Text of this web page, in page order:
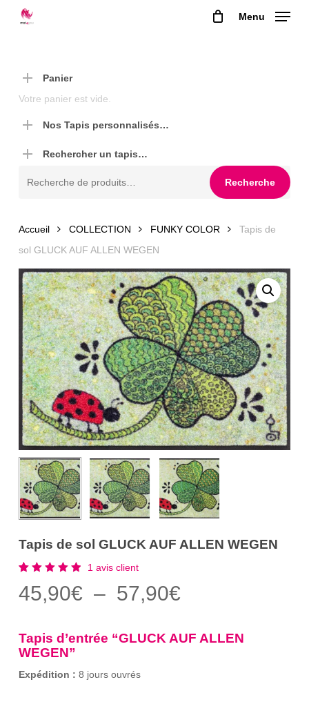
Menu
Panier
Votre panier est vide.
Nos Tapis personnalisés…
Rechercher un tapis…
Recherche
Accueil COLLECTION FUNKY COLOR
Tapis de
sol GLUCK AUF ALLEN WEGEN
Tapis de sol GLUCK AUF ALLEN WEGEN
5.00
sur 5
client
1 avis client
45,90€ – 57,90€Plage
prix :
Tapis d’entrée “GLUCK AUF ALLEN
WEGEN”
Expédition : 8 jours ouvrés